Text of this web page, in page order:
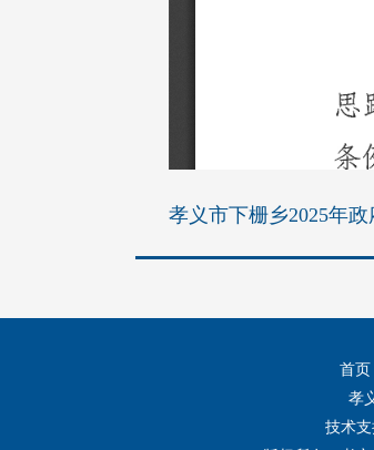
孝义市下栅乡2025年
首页
孝
技术